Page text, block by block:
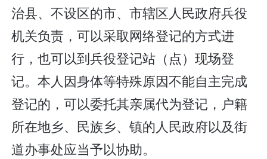
治县、不设区的市、市辖区人民政府兵役
机关负责，可以采取网络登记的方式进
行，也可以到兵役登记站（点）现场登
记。本人因身体等特殊原因不能自主完成
登记的，可以委托其亲属代为登记，户籍
所在地乡、民族乡、镇的人民政府以及街
道办事处应当予以协助。